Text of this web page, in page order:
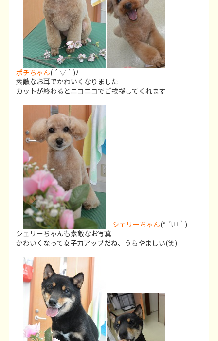
ポチちゃん( ´ ▽ ` )ﾉ
素敵なお耳でかわいくなりました
カットが終わるとニコニコでご挨拶してくれます
シェリーちゃん(* ´艸｀)
シェリーちゃんも素敵なお写真
かわいくなって女子力アップだね、うらやましい(笑)